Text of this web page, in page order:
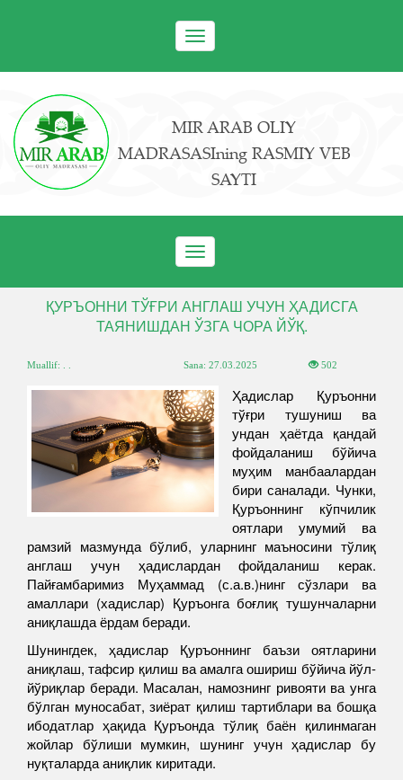
Toggle
navigation
MIR ARAB OLIY
MADRASASIning RASMIY VEB
SAYTI
Toggle
navigation
ҚУРЪОННИ ТЎҒРИ АНГЛАШ УЧУН ҲАДИСГА
ТАЯНИШДАН ЎЗГА ЧОРА ЙЎҚ.
Muallif: . . Sana:27.03.2025 502
Ҳадислар Қуръонни
тўғри тушуниш ва
ундан ҳаётда қандай
фойдаланиш бўйича
муҳим манбаалардан
бири саналади. Чунки,
Қуръоннинг кўпчилик
оятлари умумий ва
рамзий мазмунда бўлиб, уларнинг маъносини тўлиқ
англаш учун ҳадислардан фойдаланиш керак.
Пайғамбаримиз Муҳаммад (с.а.в.)нинг сўзлари ва
амаллари (хадислар) Қуръонга боғлиқ тушунчаларни
аниқлашда ёрдам беради.
Шунингдек, ҳадислар Қуръоннинг баъзи оятларини
аниқлаш, тафсир қилиш ва амалга ошириш бўйича йўл-
йўриқлар беради. Масалан, намознинг ривояти ва унга
бўлган муносабат, зиёрат қилиш тартиблари ва бошқа
ибодатлар ҳақида Қуръонда тўлиқ баён қилинмаган
жойлар бўлиши мумкин, шунинг учун ҳадислар бу
нуқталарда аниқлик киритади.